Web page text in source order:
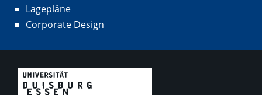
Lagepläne
Corporate Design